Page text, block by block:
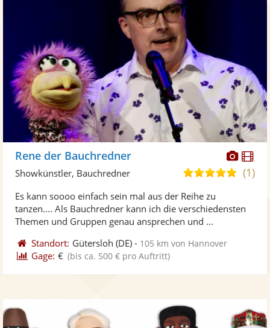
Rene der Bauchredner
5,0(1)
Showkünstler, Bauchredner
Es kann soooo einfach sein mal aus der Reihe zu
tanzen.... Als Bauchredner kann ich die verschiedensten
Themen und Gruppen genau ansprechen und ...
Standort: Gütersloh (DE) - 105 km von Hannover
Gage: € (bis ca. 500 € pro Auftritt)